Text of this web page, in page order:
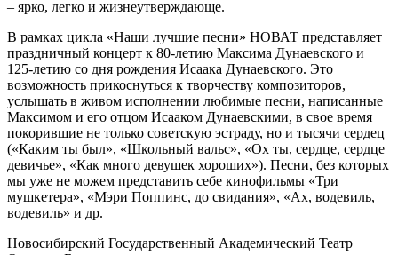
– ярко, легко и жизнеутверждающе.
В рамках цикла «Наши лучшие песни» НОВАТ представляет
праздничный концерт к 80-летию Максима Дунаевского и
125-летию со дня рождения Исаака Дунаевского. Это
возможность прикоснуться к творчеству композиторов,
услышать в живом исполнении любимые песни, написанные
Максимом и его отцом Исааком Дунаевскими, в свое время
покорившие не только советскую эстраду, но и тысячи сердец
(«Каким ты был», «Школьный вальс», «Ох ты, сердце, сердце
девичье», «Как много девушек хороших»). Песни, без которых
мы уже не можем представить себе кинофильмы «Три
мушкетера», «Мэри Поппинс, до свидания», «Ах, водевиль,
водевиль» и др.
Новосибирский Государственный Академический Театр